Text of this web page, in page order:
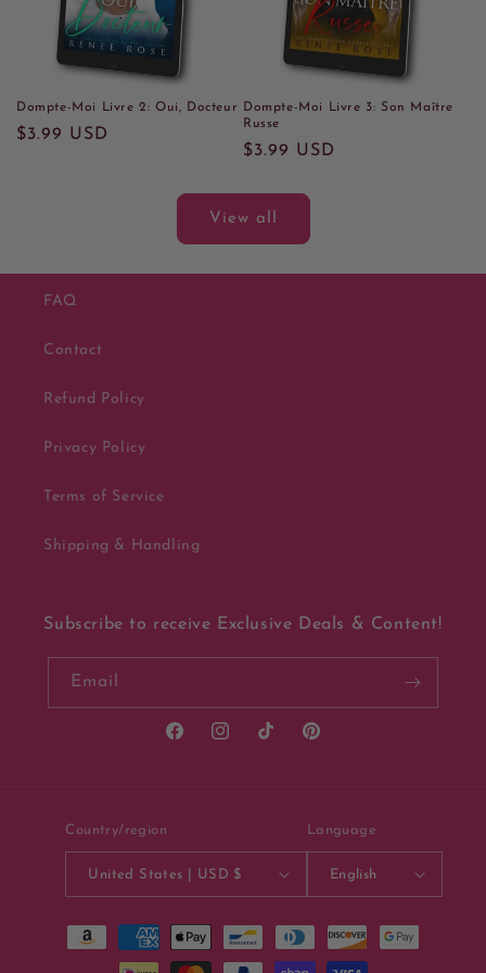
Dompte-Moi Livre 2: Oui, Docteur
Regular
$3.99 USD
Dompte-Moi Livre 3: Son Maître
Russe
Regular
$3.99 USD
View all
FAQ
Contact
Refund Policy
Privacy Policy
Terms of Service
Shipping & Handling
Subscribe to receive Exclusive Deals & Content!
Email
FacebookInstagramTikTok Pinterest
Country/region
United States | USD $
Language
English
Payment